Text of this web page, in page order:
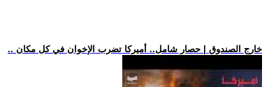
.. خارج الصندوق | حصار شامل.. أميركا تضرب الإخوان في كل مكان